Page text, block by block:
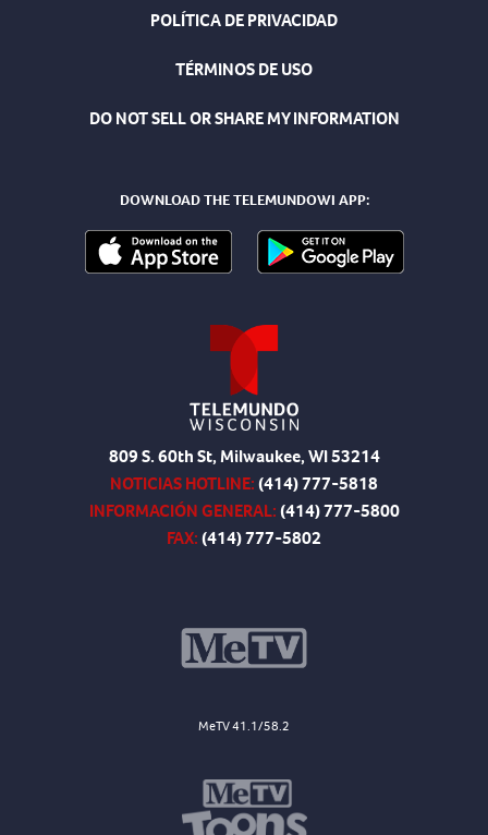
POLÍTICA DE PRIVACIDAD
TÉRMINOS DE USO
DO NOT SELL OR SHARE MY INFORMATION
DOWNLOAD THE TELEMUNDOWI APP:
809 S. 60th St, Milwaukee, WI 53214
NOTICIAS HOTLINE:(414) 777-5818
INFORMACIÓN GENERAL:(414) 777-5800
FAX:(414) 777-5802
MeTV 41.1/58.2